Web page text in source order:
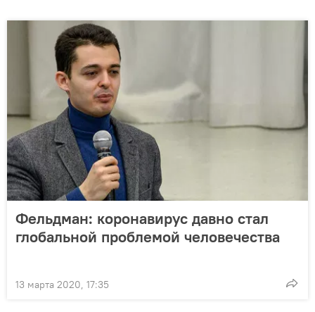
Фельдман: коронавирус давно стал
глобальной проблемой человечества
13 марта 2020, 17:35